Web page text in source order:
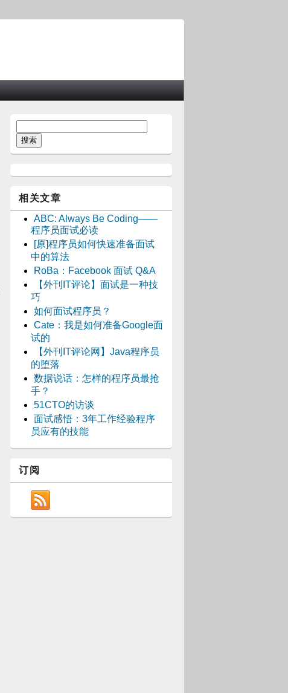
相关文章
ABC: Always Be Coding——
程序员面试必读
[原]程序员如何快速准备面试
中的算法
RoBa：Facebook 面试 Q&A
【外刊IT评论】面试是一种技
巧
如何面试程序员？
Cate：我是如何准备Google面
试的
【外刊IT评论网】Java程序员
的堕落
数据说话：怎样的程序员最抢
手？
51CTO的访谈
面试感悟：3年工作经验程序
员应有的技能
订阅